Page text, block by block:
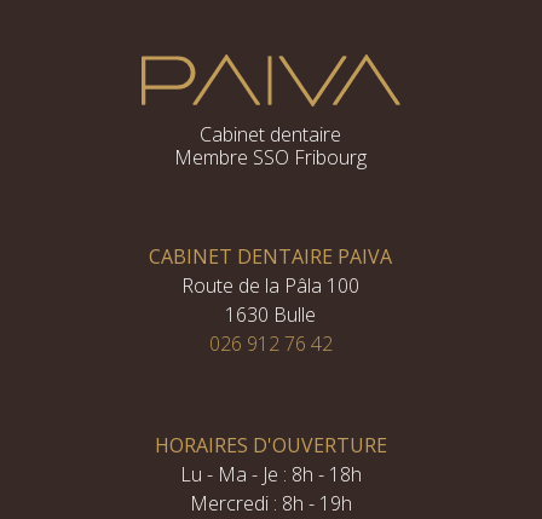
Cabinet dentaire
Membre SSO Fribourg
CABINET DENTAIRE PAIVA
Route de la Pâla 100
1630 Bulle
026 912 76 42
HORAIRES D'OUVERTURE
Lu - Ma - Je : 8h - 18h
Mercredi : 8h - 19h